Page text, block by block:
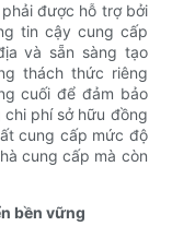
được hỗ trợ bởi
tin cậy cung cấp
và sẵn sàng tạo
thách thức riêng
cuối để đảm bảo
phí sở hữu đồng
cung cấp mức độ
cung cấp mà còn
bền vững